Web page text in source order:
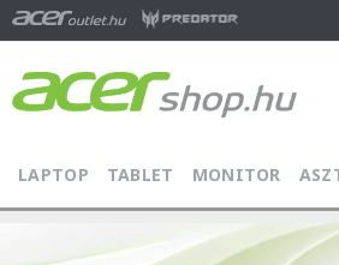
LAPTOP TABLET MONITOR